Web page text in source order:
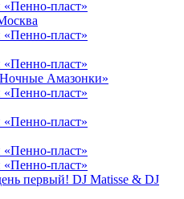
пласт»
пласт»
пласт»
Амазонки»
пласт»
пласт»
пласт»
пласт»
первый! DJ Matisse & DJ